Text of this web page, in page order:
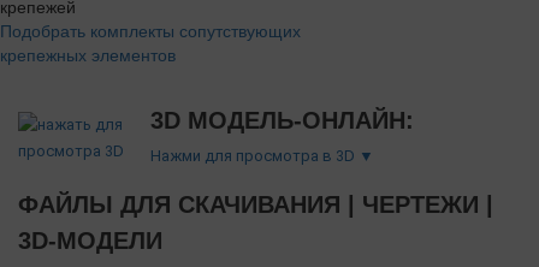
Подобрать комплекты сопутствующих
крепежных элементов
3D МОДЕЛЬ-ОНЛАЙН:
Нажми для просмотра в 3D ▼
ФАЙЛЫ ДЛЯ СКАЧИВАНИЯ | ЧЕРТЕЖИ |
3D-МОДЕЛИ